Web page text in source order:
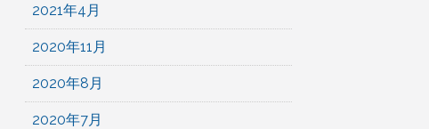
2021年4月
2020年11月
2020年8月
2020年7月